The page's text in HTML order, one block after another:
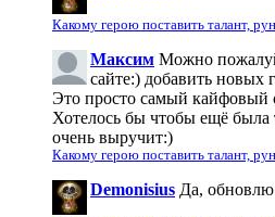
Какому герою поставить талант,
Максим Можно
сайте:) добавить новых
Это просто самый кайфовый
Хотелось бы чтобы ещё была
очень выручит:)
Какому герою поставить талант,
Demonisius Да,